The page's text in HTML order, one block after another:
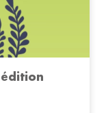
édition